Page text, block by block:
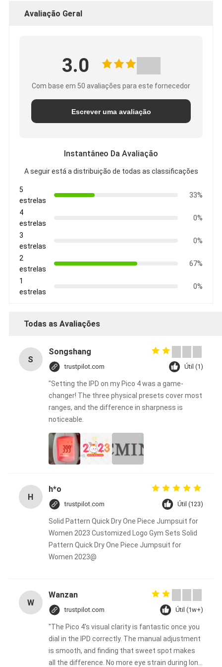
Avaliação Geral
3.0
Com base em 50 avaliações para este fornecedor
Escrever uma avaliação
Instantâneo Da Avaliação
A seguir está a distribuição de todas as classificações
5
estrelas
33%
4
estrelas
0%
3
estrelas
0%
2
estrelas
67%
1
estrelas
0%
Todas as Avaliações
S
Songshang
trustpilot.com Útil (1)
"Setting the IPD on my Pico 4 was a game-
changer! The three physical presets cover most
ranges, and the difference in sharpness is
noticeable.
H
h*o
trustpilot.com Útil (123)
Solid Pattern Quick Dry One Piece Jumpsuit for
Women 2023 Customized Logo Gym Sets Solid
Pattern Quick Dry One Piece Jumpsuit for
Women 2023@
W
Wanzan
trustpilot.com Útil (1w+)
"The Pico 4's visual clarity is fantastic once you
dial in the IPD correctly. The manual adjustment
is smooth, and finding that sweet spot makes
all the difference. No more eye strain during long